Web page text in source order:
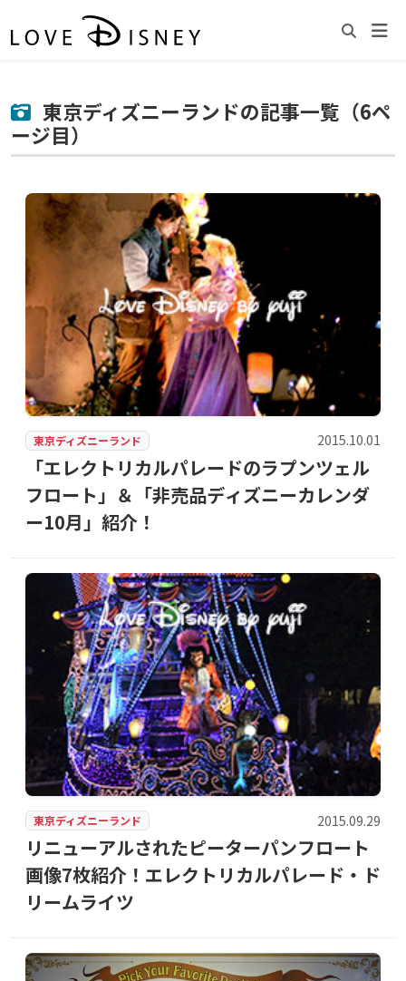
東京ディズニーランドの記事一覧（6ペ
ージ目）
東京ディズニーランド 2015.10.01
「エレクトリカルパレードのラプンツェル
フロート」＆「非売品ディズニーカレンダ
ー10月」紹介！
東京ディズニーランド 2015.09.29
リニューアルされたピーターパンフロート
画像7枚紹介！エレクトリカルパレード・ド
リームライツ